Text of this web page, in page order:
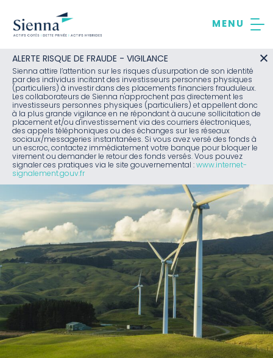
contenu
ALERTE RISQUE DE FRAUDE - VIGILANCE
Sienna attire l’attention sur les risques d'usurpation de son identité
par des individus incitant des investisseurs personnes physiques
(particuliers) à investir dans des placements financiers frauduleux.
Les collaborateurs de Sienna n'approchent pas directement les
investisseurs personnes physiques (particuliers) et appellent donc
à la plus grande vigilance en ne répondant à aucune sollicitation de
placement et/ou d'investissement via des courriers électroniques,
des appels téléphoniques ou des échanges sur les réseaux
sociaux/messageries instantanées. Si vous avez versé des fonds à
un escroc, contactez immédiatement votre banque pour bloquer le
virement ou demander le retour des fonds versés. Vous pouvez
signaler ces pratiques via le site gouvernemental : www.internet-
signalement.gouv.fr